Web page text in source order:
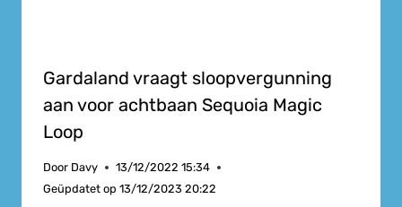
Gardaland vraagt sloopvergunning
aan voor achtbaan Sequoia Magic
Loop
Door Davy
13/12/2022 15:34
Geüpdatet op 13/12/2023 20:22